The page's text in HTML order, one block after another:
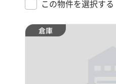
この物件を選択する
倉庫